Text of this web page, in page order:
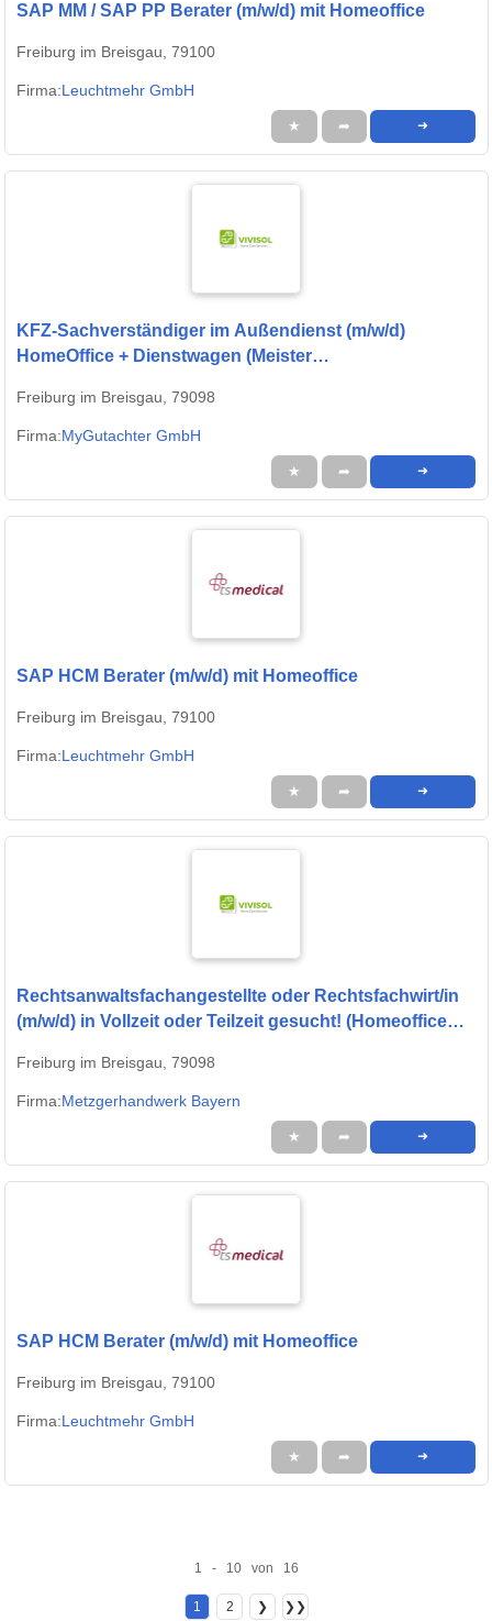
SAP MM / SAP PP Berater (m/w/d) mit Homeoffice
Freiburg im Breisgau, 79100
Firma:Leuchtmehr GmbH
★ ➦ ➜
KFZ-Sachverständiger im Außendienst (m/w/d)
HomeOffice + Dienstwagen (Meister
Freiburg im Breisgau, 79098
Firma:MyGutachter GmbH
★ ➦ ➜
SAP HCM Berater (m/w/d) mit Homeoffice
Freiburg im Breisgau, 79100
Firma:Leuchtmehr GmbH
★ ➦ ➜
Rechtsanwaltsfachangestellte oder Rechtsfachwirt/in
(m/w/d) in Vollzeit oder Teilzeit gesucht! (Homeoffice
Freiburg im Breisgau, 79098
Firma:Metzgerhandwerk Bayern
★ ➦ ➜
SAP HCM Berater (m/w/d) mit Homeoffice
Freiburg im Breisgau, 79100
Firma:Leuchtmehr GmbH
★ ➦ ➜
1 - 10 von 16
1 2 ❯ ❯❯